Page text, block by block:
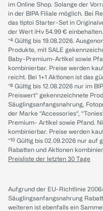
im Online Shop. Solange der
in der BIPA Filiale möglich. Bei
das tiptoi Starter-Set in
der Wert iHv 54.99 € einbehalten.
*⁴ Gültig bis 19.08.2026.
Produkte, mit SALE
Baby-Premium-Artikel sowie
kombinierbar. Preise werden
reicht. Bei 1+1 Aktionen ist das
*⁸ Gültig bis 12.08.2026 nur im
Preiswert“ gekennzeichnete
Säuglingsanfangsnahrung,
der Marke “Accessories“,
Premium- Artikel sowie Pfand.
kombinierbar. Preise werden
*¹⁰ Gültig bis 02.09.2026 nur
Rabatten und Aktionen
Preisliste der letzten 30 Tage
Aufgrund der EU-Richtlinie
Säuglingsanfangsnahrung
weiteren ist ebenfalls ein